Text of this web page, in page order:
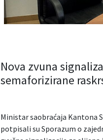
Nova zvuna
semaforizirane
Ministar saobraćaja Kantona
potpisali su Sporazum o